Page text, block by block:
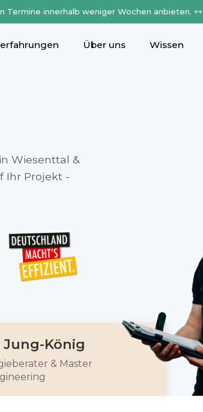
innerhalb weniger Wochen anbieten. ++
Über uns Wissen
Wiesenttal &
Ihr Projekt -
Jung-König
& Master